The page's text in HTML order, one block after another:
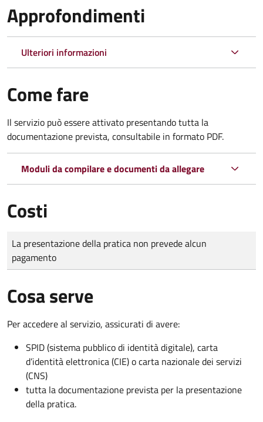
Approfondimenti
Ulteriori informazioni
Come fare
Il servizio può essere attivato presentando tutta la
documentazione prevista, consultabile in formato PDF.
Moduli da compilare e documenti da allegare
Costi
Tipo di pagamento
Importo
La presentazione della pratica non prevede alcun
pagamento
Cosa serve
Per accedere al servizio, assicurati di avere:
SPID (sistema pubblico di identità digitale), carta
d’identità elettronica (CIE) o carta nazionale dei servizi
(CNS)
tutta la documentazione prevista per la presentazione
della pratica.